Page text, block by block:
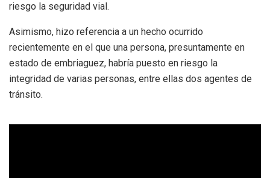
riesgo la seguridad vial.
Asimismo, hizo referencia a un hecho ocurrido
recientemente en el que una persona, presuntamente en
estado de embriaguez, habría puesto en riesgo la
integridad de varias personas, entre ellas dos agentes de
tránsito.